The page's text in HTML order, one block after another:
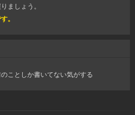
ましょう。
。
ことしか書いてない気がする